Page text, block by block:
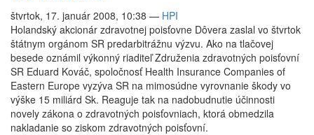
štvrtok, 17. január 2008, 10:38 — HPI
Holandský akcionár zdravotnej poisťovne Dôvera zaslal vo štvrtok
štátnym orgánom SR predarbitrážnu výzvu. Ako na tlačovej
besede oznámil výkonný riaditeľ Združenia zdravotných poisťovní
SR Eduard Kováč, spoločnosť Health Insurance Companies of
Eastern Europe vyzýva SR na mimosúdne vyrovnanie škody vo
výške 15 miliárd Sk. Reaguje tak na nadobudnutie účinnosti
novely zákona o zdravotných poisťovniach, ktorá obmedzila
nakladanie so ziskom zdravotných poisťovní.